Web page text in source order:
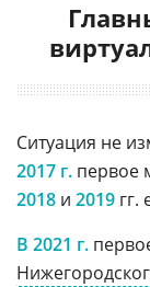
Ситуация не
2017 г. первое
2018 и 2019 гг.
В 2021 г.